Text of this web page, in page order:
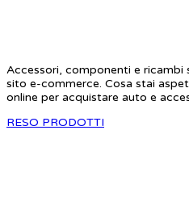
Accessori, componenti e ricambi
sito e-commerce. Cosa stai
online per acquistare auto e
RESO PRODOTTI